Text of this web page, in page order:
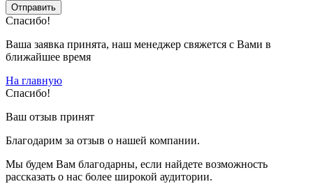
Спасибо!
Ваша заявка принята, наш менеджер свяжется с Вами в
ближайшее время
На главную
Спасибо!
Ваш отзыв принят
Благодарим за отзыв о нашей компании.
Мы будем Вам благодарны, если найдете возможность
рассказать о нас более широкой аудитории.